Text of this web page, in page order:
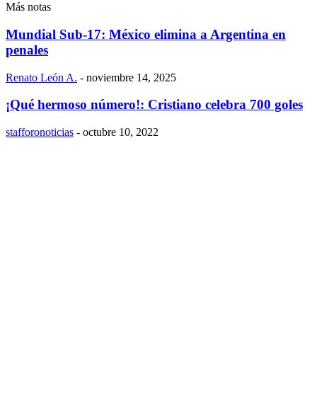
Más notas
Mundial Sub-17: México elimina a Argentina en
penales
Renato León A. - noviembre 14, 2025
¡Qué hermoso número!: Cristiano celebra 700 goles
stafforonoticias - octubre 10, 2022